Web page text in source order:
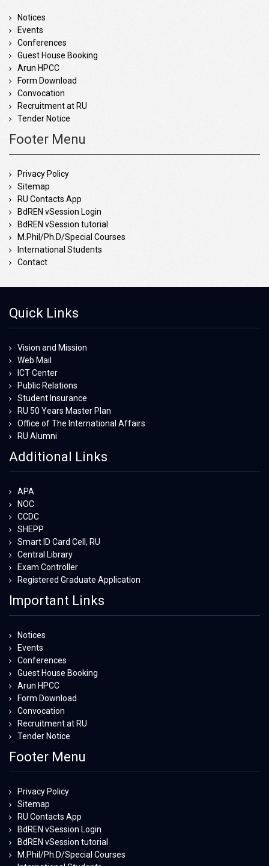
Notices
Events
Conferences
Guest House Booking
Arun HPCC
Form Download
Convocation
Recruitment at RU
Tender Notice
Footer Menu
Privacy Policy
Sitemap
RU Contacts App
BdREN vSession Login
BdREN vSession tutorial
M.Phil/Ph.D/Special Courses
International Students
Contact
Quick Links
Vision and Mission
Web Mail
ICT Center
Public Relations
Student Insurance
RU 50 Years Master Plan
Office of The International Affairs
RU Alumni
Additional Links
APA
NOC
CCDC
SHEPP
Smart ID Card Cell, RU
Central Library
Exam Controller
Registered Graduate Application
Important Links
Notices
Events
Conferences
Guest House Booking
Arun HPCC
Form Download
Convocation
Recruitment at RU
Tender Notice
Footer Menu
Privacy Policy
Sitemap
RU Contacts App
BdREN vSession Login
BdREN vSession tutorial
M.Phil/Ph.D/Special Courses